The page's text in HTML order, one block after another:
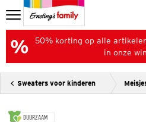
50% korting op alle
in onze
Sweaters voor kinderen
DUURZAAM